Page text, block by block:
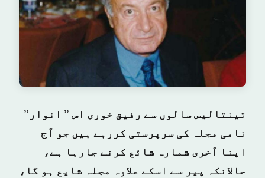
تینتالیس سالوں سے رفیق خوری اس ” انوار”
نامی مجلہ کی سرپرستی کررہے ہیں جو آج
اپنا آخری شمارہ شائع کرنے جارہا ہے،
حالانکہ پیر سے اسکے علاوہ مجلہ شایع ہو گا،